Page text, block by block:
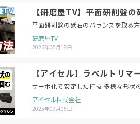
【研磨屋TV】平面研削
研磨屋TV
2026年05月18日
【アイセル】ラベルトリ
サーボ化で安定した打抜 多様な形状
アイセル株式会社
2025年09月05日